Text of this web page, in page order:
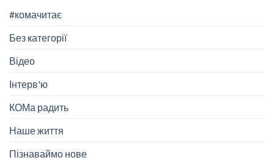
#комачитає
Без категорії
Відео
Інтерв'ю
КОМа радить
Наше життя
Пізнаваймо нове